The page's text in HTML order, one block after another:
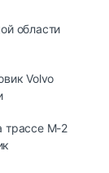
области
Volvo
трассе М-2